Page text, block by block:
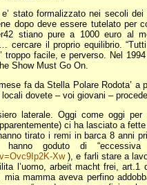
stato formalizzato nei secoli
dopo deve essere tutelato per
stiano pure a 1000 euro al
il proprio equilibrio.
troppo facile, e perverso. Nel
Show Must Go On.
fa da Stella Polare Rodota’ a
dovete – voi giovani –
laterale. Oggi come oggi
ci ha lasciato a
tirato i remi in barca 8 anni
goduto di “eccessiva
Xw), e farli stare a
l’uomo, arbeit macht frei,
mamma aveva perfino